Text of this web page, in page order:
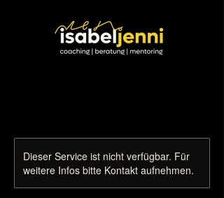
Dieser Service ist nicht verfügbar. Für
weitere Infos bitte Kontakt aufnehmen.